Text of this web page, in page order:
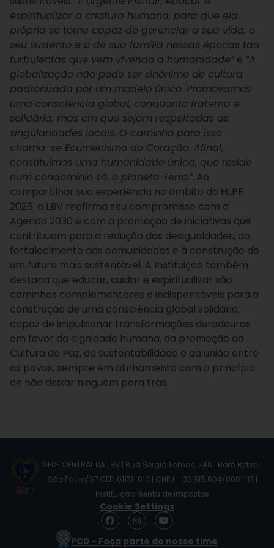
espiritualizar a criatura humana, para que ela
própria se torne capaz de gerenciar a sua vida, o
seu sustento e o de sua família nessas épocas tão
turbulentas que vem vivendo a humanidade”e “A
globalização não pode ser sinônimo de cultura
padronizada por um modelo único. Promovamos
uma consciência global, conquanto fraterna e
solidária, mas em que sejam respeitadas as
singularidades locais. O caminho para isso
chama-se Ecumenismo do Coração. Afinal,
constituímos uma humanidade única, que reside
num condomínio só: o planeta Terra”. Ao
compartilhar sua experiência no âmbito do HLPF
2026, a LBV reafirma seu compromisso com a
Agenda 2030 e com a promoção de iniciativas que
contribuam para a redução das desigualdades, ao
fortalecimento das comunidades e à construção de
um futuro mais sustentável. A Instituição também
destaca que educar, cuidar e espiritualizar são
caminhos complementares e indispensáveis para a
construção de uma consciência global solidária,
capaz de impulsionar transformações duradouras
em favor da dignidade humana, da promoção da
Cultura de Paz, da sustentabilidade e da união entre
os povos, sempre em alinhamento com o princípio
de não deixar ninguém para trás.
SEDE CENTRAL DA LBV | Rua Sérgio Tomás, 740 | Bom Retiro |
São Paulo/SP CEP: 01131-010 | CNPJ – 33.915.604/0001-17 |
Instituição isenta de impostos
Cookie Settings
F
a
e
I
n
s
t
Y
o
t
PCD - Faça parte do nosso time